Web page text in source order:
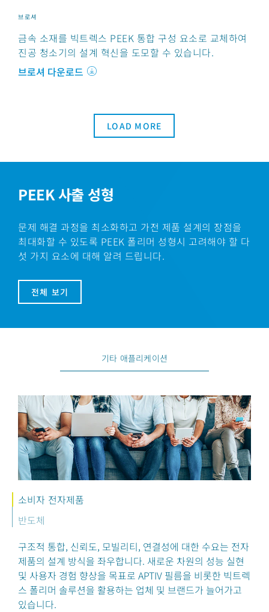
브로셔
금속 소재를 빅트렉스 PEEK 통합 구성 요소로 교체하여
진공 청소기의 설계 혁신을 도모할 수 있습니다.
브로셔 다운로드
LOAD MORE
PEEK 사출 성형
문제 해결 과정을 최소화하고 가전 제품 설계의 장점을
최대화할 수 있도록 PEEK 폴리머 성형시 고려해야 할 다
섯 가지 요소에 대해 알려 드립니다.
전체 보기
기타 애플리케이션
소비자 전자제품
반도체
구조적 통합, 신뢰도, 모빌리티, 연결성에 대한 수요는 전자
제품의 설계 방식을 좌우합니다. 새로운 차원의 성능 실현
및 사용자 경험 향상을 목표로 APTIV 필름을 비롯한 빅트렉
스 폴리머 솔루션을 활용하는 업체 및 브랜드가 늘어가고
있습니다.